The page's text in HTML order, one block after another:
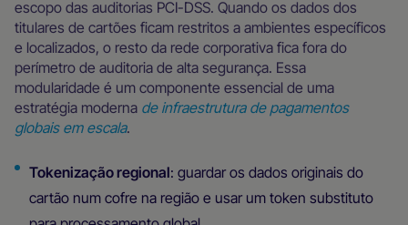
escopo das auditorias PCI-DSS. Quando os dados dos
titulares de cartões ficam restritos a ambientes específicos
e localizados, o resto da rede corporativa fica fora do
perímetro de auditoria de alta segurança. Essa
modularidade é um componente essencial de uma
estratégia moderna de infraestrutura de pagamentos
globais em escala.
Tokenização regional: guardar os dados originais do
cartão num cofre na região e usar um token substituto